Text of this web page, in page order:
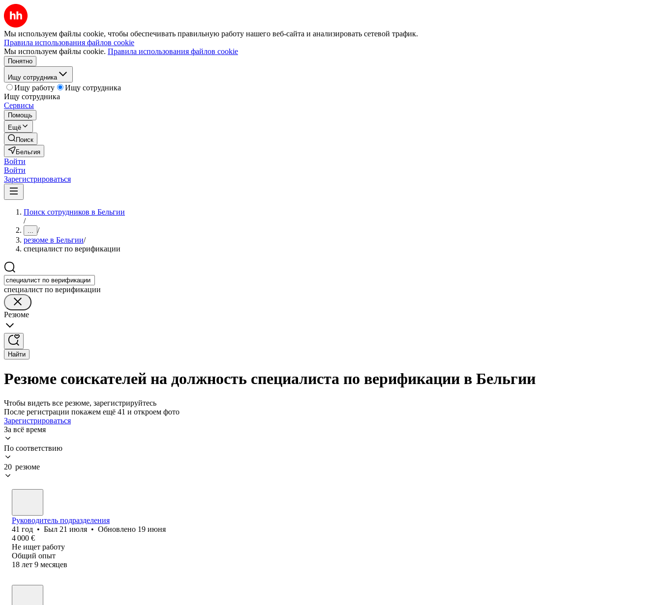
Мы используем файлы cookie, чтобы обеспечивать правильную работу нашего веб-сайта и анализировать сетевой трафик.
Правила использования файлов cookie
Мы используем файлы cookie. Правила использования файлов cookie
Понятно
Ищу сотрудника
Ищу работу
Ищу сотрудника
Ищу сотрудника
Сервисы
Помощь
Ещё
Поиск
Бельгия
Войти
Войти
Зарегистрироваться
Поиск сотрудников в Бельгии
/
... /
резюме в Бельгии/
специалист по верификации
специалист по верификации
Резюме
Найти
Резюме соискателей на должность специалиста по верификации в Бельгии
Чтобы видеть все резюме, зарегистрируйтесь
После регистрации покажем ещё 41 и откроем фото
Зарегистрироваться
За всё время
По соответствию
20 резюме
Руководитель подразделения
41 год • Был 21 июля • Обновлено 19 июня
4 000 €
Не ищет работу
Общий опыт
18 лет 9 месяцев